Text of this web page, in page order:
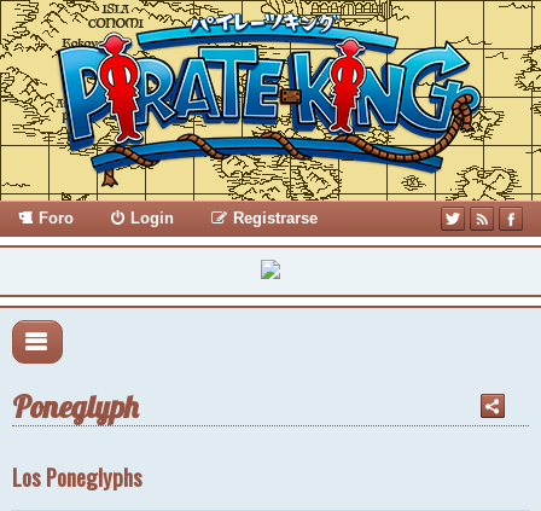
Foro Login Registrarse
Poneglyph
Los Poneglyphs